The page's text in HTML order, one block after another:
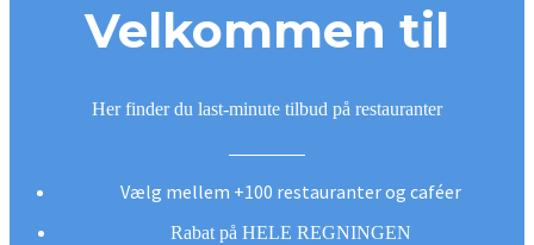
Velkommen til
Her finder du last-minute tilbud på restauranter
Vælg mellem +100 restauranter og caféer
Rabat på HELE REGNINGEN